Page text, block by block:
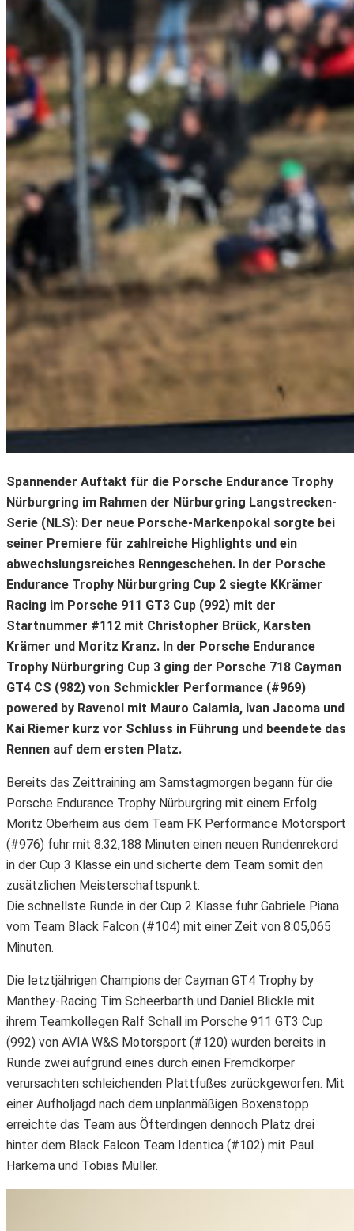
Spannender Auftakt für die Porsche Endurance Trophy
Nürburgring im Rahmen der Nürburgring Langstrecken-
Serie (NLS): Der neue Porsche-Markenpokal sorgte bei
seiner Premiere für zahlreiche Highlights und ein
abwechslungsreiches Renngeschehen. In der Porsche
Endurance Trophy Nürburgring Cup 2 siegte KKrämer
Racing im Porsche 911 GT3 Cup (992) mit der
Startnummer #112 mit Christopher Brück, Karsten
Krämer und Moritz Kranz. In der Porsche Endurance
Trophy Nürburgring Cup 3 ging der Porsche 718 Cayman
GT4 CS (982) von Schmickler Performance (#969)
powered by Ravenol mit Mauro Calamia, Ivan Jacoma und
Kai Riemer kurz vor Schluss in Führung und beendete das
Rennen auf dem ersten Platz.
Bereits das Zeittraining am Samstagmorgen begann für die
Porsche Endurance Trophy Nürburgring mit einem Erfolg.
Moritz Oberheim aus dem Team FK Performance Motorsport
(#976) fuhr mit 8.32,188 Minuten einen neuen Rundenrekord
in der Cup 3 Klasse ein und sicherte dem Team somit den
zusätzlichen Meisterschaftspunkt.
Die schnellste Runde in der Cup 2 Klasse fuhr Gabriele Piana
vom Team Black Falcon (#104) mit einer Zeit von 8:05,065
Minuten.
Die letztjährigen Champions der Cayman GT4 Trophy by
Manthey-Racing Tim Scheerbarth und Daniel Blickle mit
ihrem Teamkollegen Ralf Schall im Porsche 911 GT3 Cup
(992) von AVIA W&S Motorsport (#120) wurden bereits in
Runde zwei aufgrund eines durch einen Fremdkörper
verursachten schleichenden Plattfußes zurückgeworfen. Mit
einer Aufholjagd nach dem unplanmäßigen Boxenstopp
erreichte das Team aus Öfterdingen dennoch Platz drei
hinter dem Black Falcon Team Identica (#102) mit Paul
Harkema und Tobias Müller.